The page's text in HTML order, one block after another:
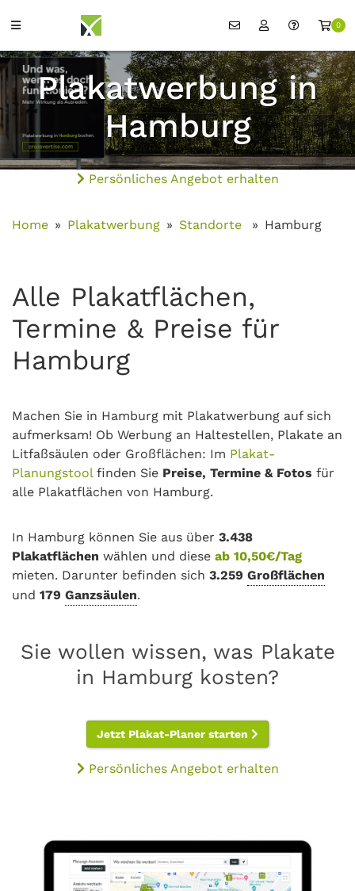
0
Plakatwerbung in
Hamburg
Persönliches Angebot erhalten
Home Plakatwerbung Standorte Hamburg
Alle Plakatflächen,
Termine & Preise für
Hamburg
Machen Sie in Hamburg mit Plakatwerbung auf sich
aufmerksam! Ob Werbung an Haltestellen, Plakate an
Litfaßsäulen oder Großflächen: Im Plakat-
Planungstoolfinden Sie Preise, Termine & Fotos für
alle Plakatflächen von Hamburg.
In Hamburg können Sie aus über 3.438
Plakatflächen wählen und diese ab 10,50€/Tag
mieten. Darunter befinden sich 3.259 Großflächen
und 179 Ganzsäulen.
Sie wollen wissen, was Plakate
in Hamburg kosten?
Jetzt Plakat-Planer starten
Persönliches Angebot erhalten